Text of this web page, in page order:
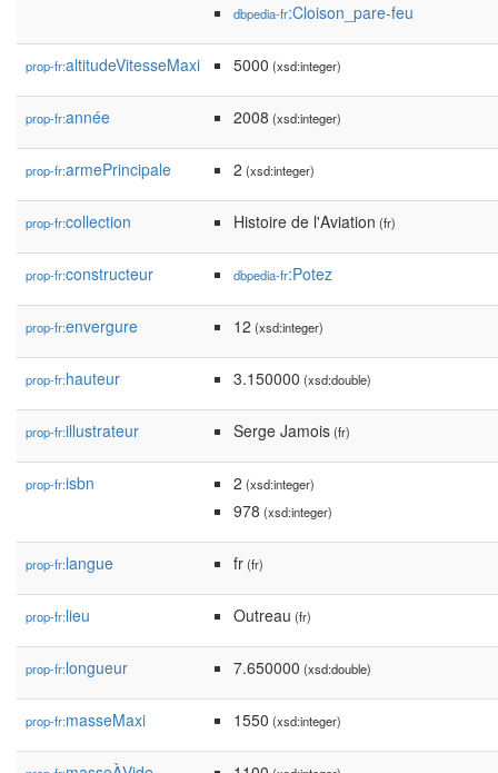
dbpedia-fr:Cloison_pare-feu
prop-fr:altitudeVitesseMaxi 5000 (xsd:integer)
prop-fr:année 2008 (xsd:integer)
prop-fr:armePrincipale 2 (xsd:integer)
prop-fr:collection Histoire de l'Aviation (fr)
prop-fr:constructeur dbpedia-fr:Potez
prop-fr:envergure 12 (xsd:integer)
prop-fr:hauteur 3.150000 (xsd:double)
prop-fr:illustrateur Serge Jamois(fr)
prop-fr:isbn 2 (xsd:integer)
978 (xsd:integer)
prop-fr:langue fr(fr)
prop-fr:lieu Outreau (fr)
prop-fr:longueur 7.650000 (xsd:double)
prop-fr:masseMaxi 1550 (xsd:integer)